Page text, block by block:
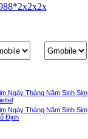
Ngày Tháng Năm Sinh Sim
Ngày Tháng Năm Sinh Sim
Định